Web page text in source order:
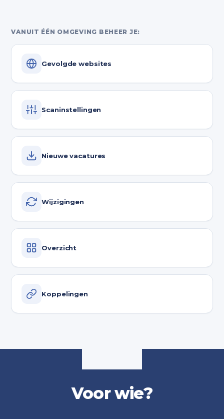
VANUIT ÉÉN OMGEVING BEHEER JE:
Gevolgde websites
Scaninstellingen
Nieuwe vacatures
Wijzigingen
Overzicht
Koppelingen
Voor wie?